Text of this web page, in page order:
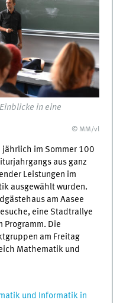
in eine
© MM/vl
im Sommer 100
aus ganz
Leistungen im
ausgewählt wurden.
am Aasee
eine Stadtrallye
Die
am Freitag
Mathematik und
und Informatik in